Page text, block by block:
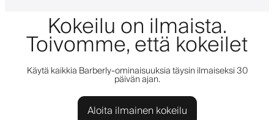
Kokeilu on ilmaista.
Toivomme, että kokeilet
Käytä kaikkia Barberly-ominaisuuksia täysin ilmaiseksi 30
päivän ajan.
Aloita ilmainen kokeilu